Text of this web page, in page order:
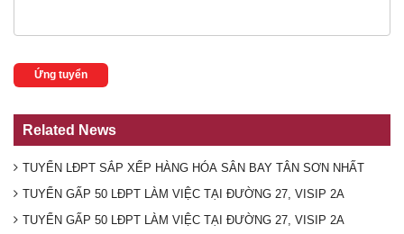
Ứng tuyển
Related News
TUYỂN LĐPT SẮP XẾP HÀNG HÓA SÂN BAY TÂN SƠN NHẤT
TUYỂN GẤP 50 LĐPT LÀM VIỆC TẠI ĐƯỜNG 27, VISIP 2A
TUYỂN GẤP 50 LĐPT LÀM VIỆC TẠI ĐƯỜNG 27, VISIP 2A